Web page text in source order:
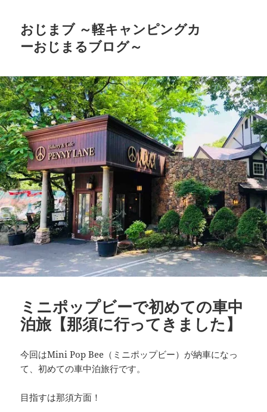
おじまブ ～軽キャンピングカ
ーおじまるブログ～
ミニポップビーで初めての車中
泊旅【那須に行ってきました】
今回はMini Pop Bee（ミニポップビー）が納車になっ
て、初めての車中泊旅行です。
目指すは那須方面！